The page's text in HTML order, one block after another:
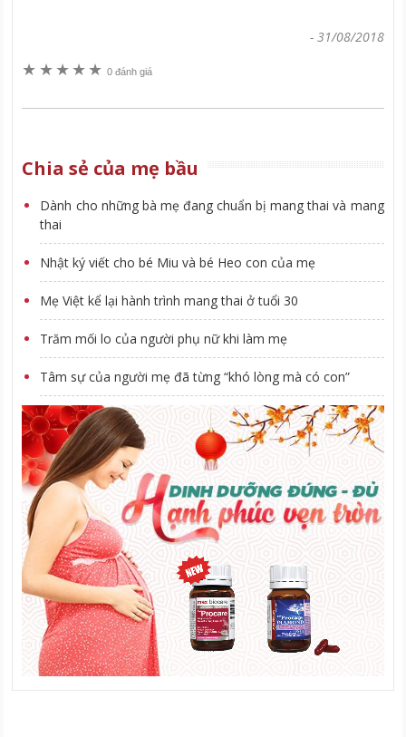
- 31/08/2018
★ ★★★★ 0 đánh giá
Chia sẻ của mẹ bầu
Dành cho những bà mẹ đang chuẩn bị mang thai và mang
thai
Nhật ký viết cho bé Miu và bé Heo con của mẹ
Mẹ Việt kể lại hành trình mang thai ở tuổi 30
Trăm mối lo của người phụ nữ khi làm mẹ
Tâm sự của người mẹ đã từng “khó lòng mà có con”